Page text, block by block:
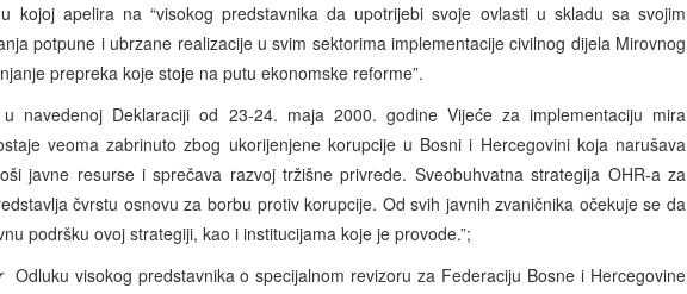
kojoj apelira na “visokog predstavnika da upotrijebi svoje ovlasti u skladu sa svojim
potpune i ubrzane realizacije u svim sektorima implementacije civilnog dijela Mirovnog
prepreka koje stoje na putu ekonomske reforme”.
navedenoj Deklaraciji od 23-24. maja 2000. godine Vijeće za implementaciju mira
veoma zabrinuto zbog ukorijenjene korupcije u Bosni i Hercegovini koja narušava
javne resurse i sprečava razvoj tržišne privrede. Sveobuhvatna strategija OHR-a za
čvrstu osnovu za borbu protiv korupcije. Od svih javnih zvaničnika očekuje se da
podršku ovoj strategiji, kao i institucijama koje je provode.”;
Odluku visokog predstavnika o specijalnom revizoru za Federaciju Bosne i Hercegovine